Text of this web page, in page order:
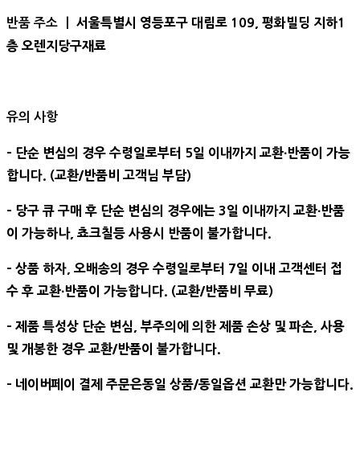
반품 주소 ㅣ 서울특별시 영등포구 대림로 109, 평화빌딩 지하1
층 오렌지당구재료
유의 사항
- 단순 변심의 경우 수령일로부터 5일 이내까지 교환∙반품이 가능
합니다. (교환/반품비 고객님 부담)
- 당구 큐 구매 후 단순 변심의 경우에는 3일 이내까지 교환∙반품
이 가능하나, 쵸크칠등 사용시 반품이 불가합니다.
- 상품 하자, 오배송의 경우 수령일로부터 7일 이내 고객센터 접
수 후 교환∙반품이 가능합니다. (교환/반품비 무료)
- 제품 특성상 단순 변심, 부주의에 의한 제품 손상 및 파손, 사용
및 개봉한 경우 교환/반품이 불가합니다.
- 네이버페이 결제 주문은동일 상품/동일옵션 교환만 가능합니다.